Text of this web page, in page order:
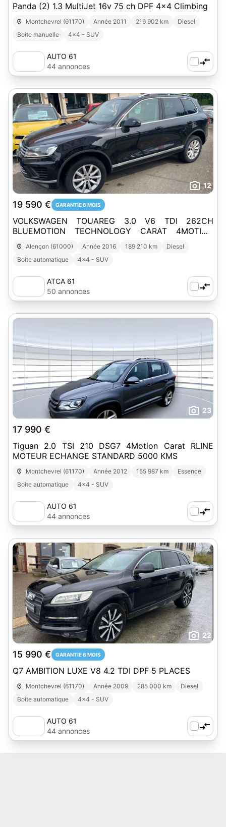
Panda (2) 1.3 MultiJet 16v 75 ch DPF 4x4 Climbing
Montchevrel (61170) Année 2011 216 902 km
Diesel
Boîte manuelle
4x4 - SUV
AUTO 61
44 annonces
12
19 590 € GARANTIE 6 MOIS
VOLKSWAGEN TOUAREG 3.0 V6 TDI 262CH
BLUEMOTION TECHNOLOGY CARAT 4MOTION
TIPTRONIC
Alençon (61000) Année 2016 189 210 km
Diesel
Boîte automatique
4x4 - SUV
ATCA 61
50 annonces
23
17 990 €
Tiguan 2.0 TSI 210 DSG7 4Motion Carat RLINE
MOTEUR ECHANGE STANDARD 5000 KMS
Montchevrel (61170) Année 2012 155 987 km
Essence
Boîte automatique
4x4 - SUV
AUTO 61
44 annonces
22
15 990 € GARANTIE 6 MOIS
Q7 AMBITION LUXE V8 4.2 TDI DPF 5 PLACES
Montchevrel (61170) Année 2009 285 000 km
Diesel
Boîte automatique
4x4 - SUV
AUTO 61
44 annonces